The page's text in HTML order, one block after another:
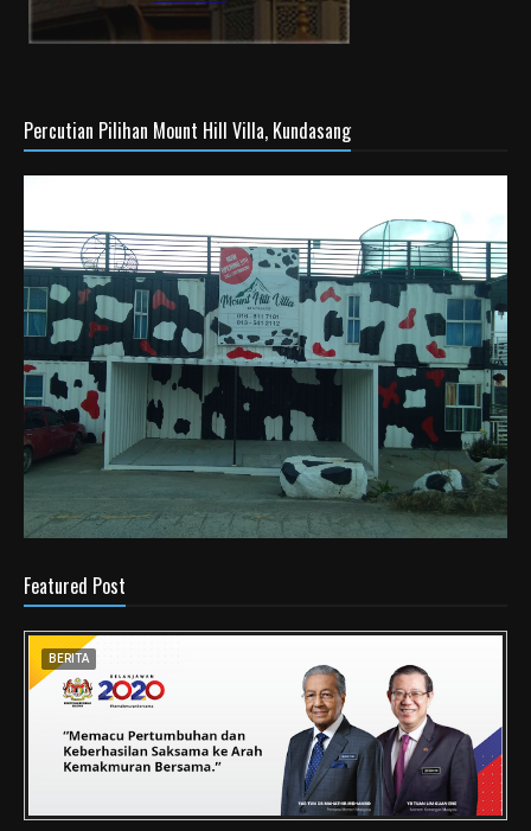
Percutian Pilihan Mount Hill Villa, Kundasang
Featured Post
BERITA